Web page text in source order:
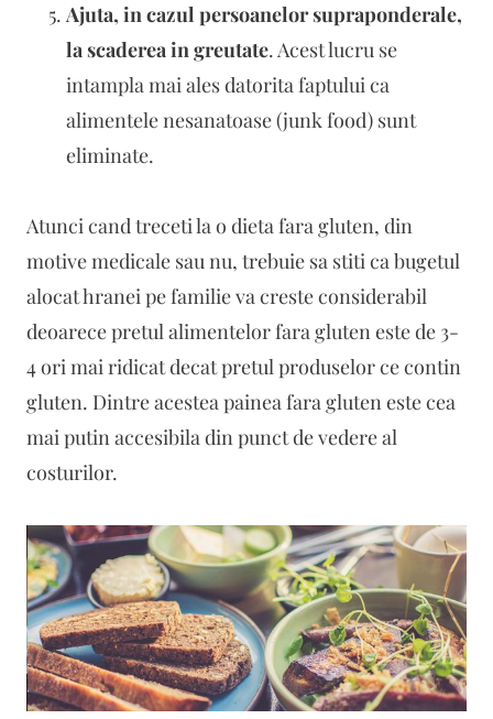
Ajuta, in cazul persoanelor supraponderale,
la scaderea in greutate. Acest lucru se
intampla mai ales datorita faptului ca
alimentele nesanatoase (junk food) sunt
eliminate.
Atunci cand treceti la o dieta fara gluten, din
motive medicale sau nu, trebuie sa stiti ca bugetul
alocat hranei pe familie va creste considerabil
deoarece pretul alimentelor fara gluten este de 3-
4 ori mai ridicat decat pretul produselor ce contin
gluten. Dintre acestea painea fara gluten este cea
mai putin accesibila din punct de vedere al
costurilor.